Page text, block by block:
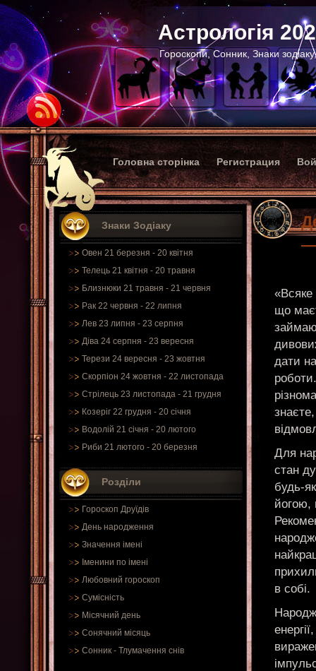
Астрологія
Гороскопи, Сонник, Знаки
Головна сторінка Регистрация
Знаки Зодіаку
Овен 21 березня - 20 квітня
Телець 21 квітня - 20 травня
Близнюки 21 травня - 21 червня
Рак 22 червня - 22 липня
Лев 23 липня - 23 серпня
Діва 24 серпня - 23 вересня
Терези 24 вересня - 23 жовтня
Скорпіон 24 жовтня - 22 листопада
Стрілець 23 листопада - 21 грудня
Козеріг 22 грудня - 20 січня
Водолій 21 січня - 20 лютого
Риби 21 лютого - 20 березня
Розділи
Гороскоп Друїдів
День народження
Значення імені
Іменини по імені
Любовний гороскоп
Сумісність
Місячний день
Сонячний місяць
Сонник - Тлумачення снів
—
що
дати
Для
стан
будь-
йогою,
в собі.